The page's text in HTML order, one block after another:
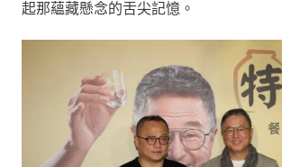
起那蘊藏懸念的舌尖記憶。